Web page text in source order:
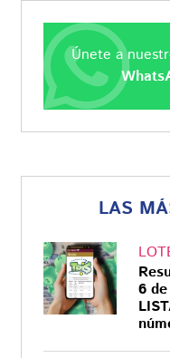
Únete a
LAS
6